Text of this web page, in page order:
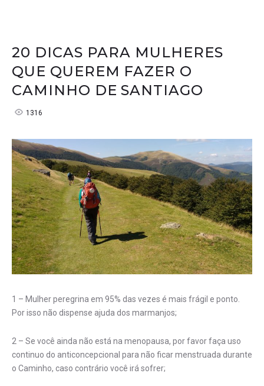
20 DICAS PARA MULHERES
QUE QUEREM FAZER O
CAMINHO DE SANTIAGO
1316
1 – Mulher peregrina em 95% das vezes é mais frágil e ponto.
Por isso não dispense ajuda dos marmanjos;
2 – Se você ainda não está na menopausa, por favor faça uso
continuo do anticoncepcional para não ficar menstruada durante
o Caminho, caso contrário você irá sofrer;